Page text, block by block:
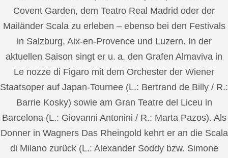
Covent Garden, dem Teatro Real Madrid oder der
Mailänder Scala zu erleben – ebenso bei den Festivals
in Salzburg, Aix-en-Provence und Luzern. In der
aktuellen Saison singt er u. a. den Grafen Almaviva in
Le nozze di Figaro mit dem Orchester der Wiener
Staatsoper auf Japan-Tournee (L.: Bertrand de Billy / R.:
Barrie Kosky) sowie am Gran Teatre del Liceu in
Barcelona (L.: Giovanni Antonini / R.: Marta Pazos). Als
Donner in Wagners Das Rheingold kehrt er an die Scala
di Milano zurück (L.: Alexander Soddy bzw. Simone